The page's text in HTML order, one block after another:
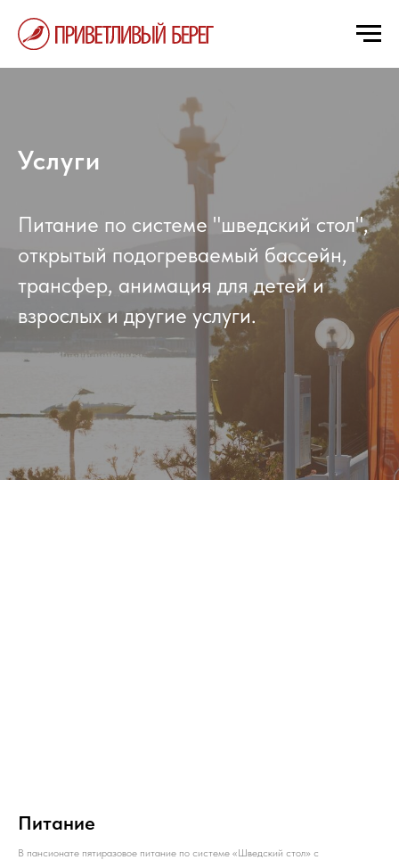
Услуги
Питание по системе "шведский стол",
открытый подогреваемый бассейн,
трансфер, анимация для детей и
взрослых и другие услуги.
Питание
В пансионате пятиразовое питание по системе «Шведский стол» с